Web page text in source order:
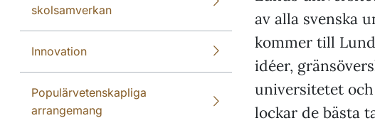
skolsamverkan
Innovation
Populärvetenskapliga
arrangemang
av alla svenska
kommer till
idéer,
universitetet
lockar de bästa